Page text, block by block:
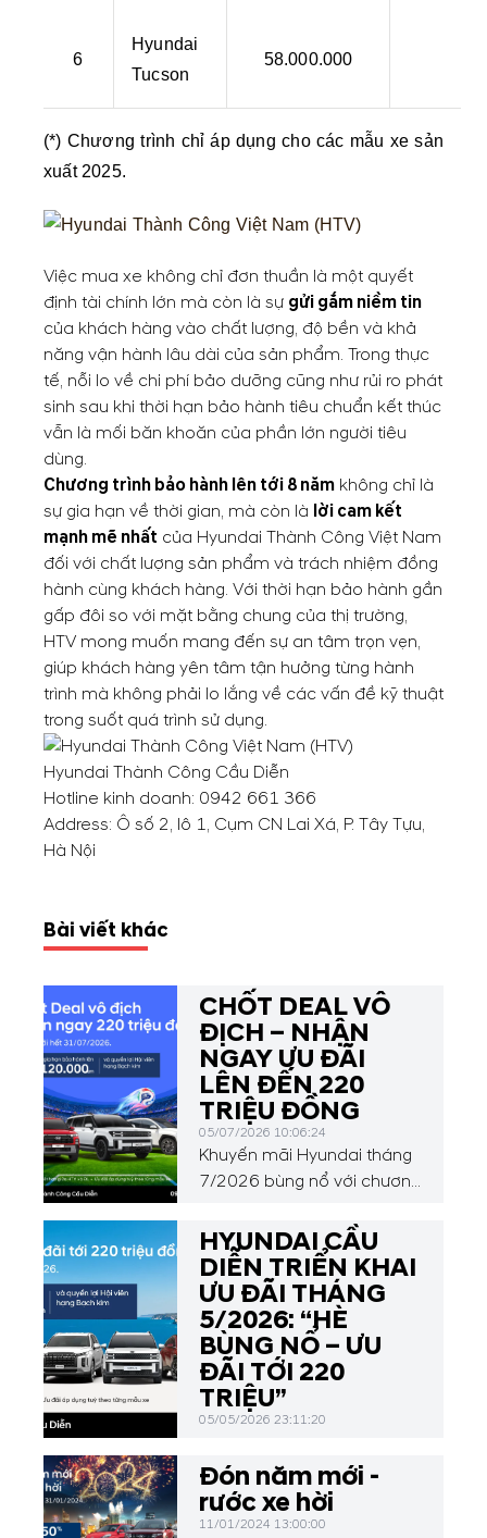
6
Hyundai
Tucson
58.000.000
(*) Chương trình chỉ áp dụng cho các mẫu xe sản
xuất 2025.
Việc mua xe không chỉ đơn thuần là một quyết
định tài chính lớn mà còn là sự gửi gắm niềm tin
của khách hàng vào chất lượng, độ bền và khả
năng vận hành lâu dài của sản phẩm. Trong thực
tế, nỗi lo về chi phí bảo dưỡng cũng như rủi ro phát
sinh sau khi thời hạn bảo hành tiêu chuẩn kết thúc
vẫn là mối băn khoăn của phần lớn người tiêu
dùng.
Chương trình bảo hành lên tới 8 năm không chỉ là
sự gia hạn về thời gian, mà còn là lời cam kết
mạnh mẽ nhất của Hyundai Thành Công Việt Nam
đối với chất lượng sản phẩm và trách nhiệm đồng
hành cùng khách hàng. Với thời hạn bảo hành gần
gấp đôi so với mặt bằng chung của thị trường,
HTV mong muốn mang đến sự an tâm trọn vẹn,
giúp khách hàng yên tâm tận hưởng từng hành
trình mà không phải lo lắng về các vấn đề kỹ thuật
trong suốt quá trình sử dụng.
Hyundai Thành Công Cầu Diễn
Hotline kinh doanh: 0942 661 366
Address: Ô số 2, lô 1, Cụm CN Lai Xá, P. Tây Tựu,
Hà Nội
Bài viết khác
CHỐT DEAL VÔ
ĐỊCH – NHẬN
NGAY ƯU ĐÃI
LÊN ĐẾN 220
TRIỆU ĐỒNG
05/07/2026 10:06:24
Khuyến mãi Hyundai tháng
7/2026 bùng nổ với chương
nhận ngay 220 triệu đồng”
từ Hyundai Thành Công.
Hòa chung không khí rực
lửa của vòng 16 đội FIFA
World Cup 2026 và mùa
du lịch hè, Hyundai Cầu
Diễn mang đến cơ hội sở
hữu các dòng xe Grand i10,
HYUNDAI CẦU
DIỄN TRIỂN KHAI
ƯU ĐÃI THÁNG
5/2026: “HÈ
BÙNG NỔ – ƯU
ĐÃI TỚI 220
TRIỆU”
05/05/2026 23:11:20
Đón năm mới -
rước xe hời
11/01/2024 13:00:00